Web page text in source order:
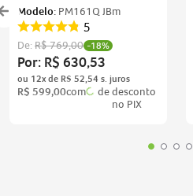
Modelo: PM161Q JBm
5
De: R$769,00 -18%
Por: R$ 630,53
ou 12x de R$ 52 54
R$ 599,00com
de desconto
no PIX